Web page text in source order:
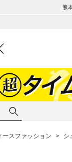
熊
ースファッション > シ